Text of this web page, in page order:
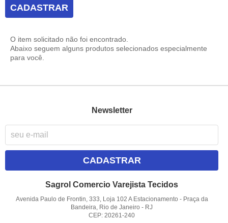
CADASTRAR
O item solicitado não foi encontrado.
Abaixo seguem alguns produtos selecionados especialmente
para você.
Newsletter
CADASTRAR
Sagrol Comercio Varejista Tecidos
Avenida Paulo de Frontin, 333, Loja 102 A Estacionamento - Praça da
Bandeira, Rio de Janeiro - RJ
CEP: 20261-240